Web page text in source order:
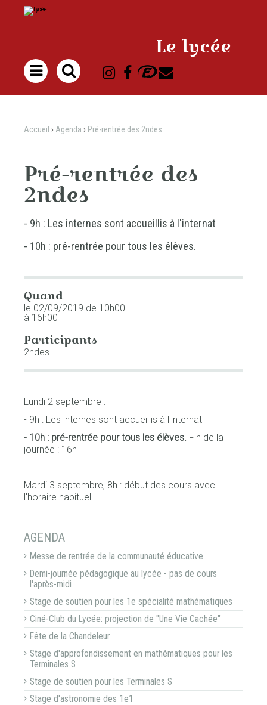
au
contenu.
personnels
Le lycée

Accueil › Agenda › Pré-rentrée des 2ndes
Pré-rentrée des
2ndes
- 9h : Les internes sont accueillis à l'internat
- 10h : pré-rentrée pour tous les élèves.
Quand
le 02/09/2019 de 10h00
à 16h00
Participants
2ndes
Lundi 2 septembre :
- 9h : Les internes sont accueillis à l'internat
- 10h : pré-rentrée pour tous les élèves. Fin de la
journée : 16h
Mardi 3 septembre, 8h : début des cours avec
l'horaire habituel.
NAVIGATION
AGENDA
Messe de rentrée de la communauté éducative
Demi-journée pédagogique au lycée - pas de cours
l'après-midi
Stage de soutien pour les 1e spécialité mathématiques
Ciné-Club du Lycée: projection de "Une Vie Cachée"
Fête de la Chandeleur
Stage d'approfondissement en mathématiques pour les
Terminales S
Stage de soutien pour les Terminales S
Stage d'astronomie des 1e1